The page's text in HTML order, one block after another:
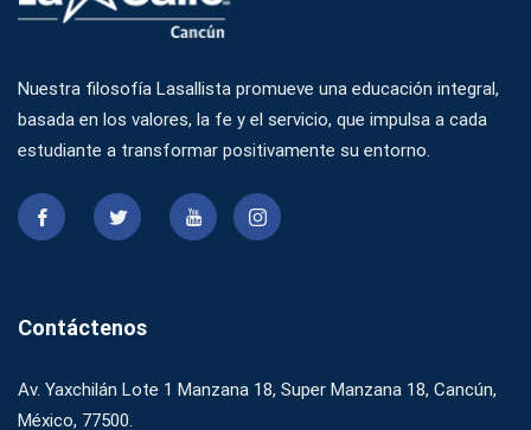
Nuestra filosofía Lasallista promueve una educación integral,
basada en los valores, la fe y el servicio, que impulsa a cada
estudiante a transformar positivamente su entorno.
Contáctenos
Av. Yaxchilán Lote 1 Manzana 18, Super Manzana 18, Cancún,
México, 77500.